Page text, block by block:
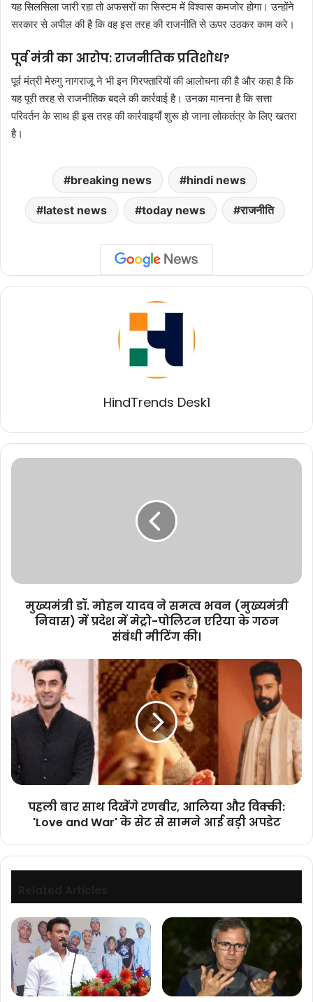
यह सिलसिला जारी रहा तो अफसरों का सिस्टम में विश्वास कमजोर होगा। उन्होंने
सरकार से अपील की है कि वह इस तरह की राजनीति से ऊपर उठकर काम करे।
पूर्व मंत्री का आरोप: राजनीतिक प्रतिशोध?
पूर्व मंत्री मेरुगु नागराजू ने भी इन गिरफ्तारियों की आलोचना की है और कहा है कि
यह पूरी तरह से राजनीतिक बदले की कार्रवाई है। उनका मानना है कि सत्ता
परिवर्तन के साथ ही इस तरह की कार्रवाइयाँ शुरू हो जाना लोकतंत्र के लिए खतरा
है।
breaking news hindi news
latest news today news राजनीति
HindTrends Desk1
मुख्यमंत्री
निवास)
प्रदेश
एरिया
गठन
संबंधी
मुख्यमंत्री डॉ. मोहन यादव ने समत्व भवन (मुख्यमंत्री
निवास) में प्रदेश में मेट्रो-पोलिटन एरिया के गठन
संबंधी मीटिंग की।
पहली
साथ
दिखेंगे
रणबीर,
विक्की:
'Love
से
सामने
अपडेट
पहली बार साथ दिखेंगे रणबीर, आलिया और विक्की:
'Love and War' के सेट से सामने आई बड़ी अपडेट